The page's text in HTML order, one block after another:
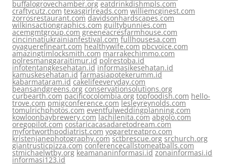
buffalogrovechamber.org eatdrinkdishmpls.com
craftycutz.com texasgirlreads.com williemcginest.com
zorrosrestaurant.com davidsonhardscapes.com
wilkinsactiongraphics.com guiltybunnies.com
acemgmtgroup.com greeneacresfarmhouse.com
cincinnatiukrainianfestival.com fullhousesa.com
oyaguerefineart.com healthywife.com pbcvoice.com
amazingtimlocksmith.com marrakechimmo.com
polresmanggaraitimur.id polrestoba.id
infotentangkesehatan.id informasikesehatan.id
kamuskesehatan.id farmasiapotekerumm.id
kabarmataram.id cakelifeeveryday.com
beansandgreens.org conservationsolutions.org
curbearth.com pacificocolombia.org topfoodish.com hello-
trove.com pmigconference.com lesleyreynolds.com
tomulrichphotos.com eventfulweddingplanning.com
kowloonbaybrewery.com lachilenita.com abgolo.com
oregopilot.com costaricacasadaretodream.com
myfortworthpodiatrist.com yogaretreatpro.com
kristenjanephotography.com sctbrescue.org srchurch.org
giantrusticpizza.com conferencecallstomeatballs.com
stmichaelwtby.org keamananinformasi.id zonainformasi.id
informasi123.id